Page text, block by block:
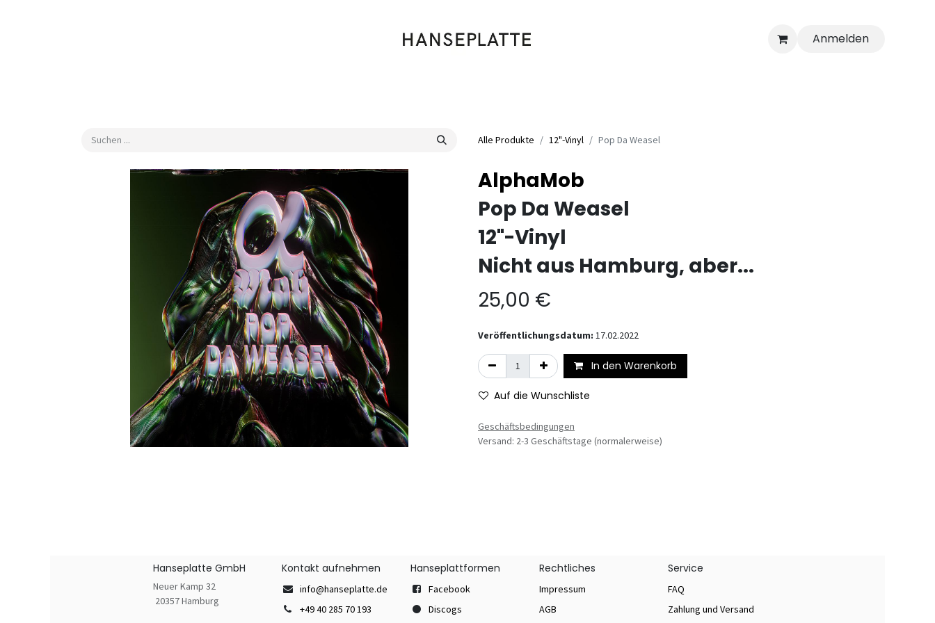
Anmelden
Alle Produkte 12"-Vinyl Pop Da Weasel
AlphaMob
Pop Da Weasel
12"-Vinyl
Nicht aus Hamburg, aber...
25,00 €
Veröffentlichungsdatum: 17.02.2022
In den Warenkorb
Auf die Wunschliste
Geschäftsbedingungen
Versand: 2-3 Geschäftstage (normalerweise)
Kontakt aufnehmen
info@hanseplatte.de
+49 40 285 70 193
Hanseplattformen
Facebook
Discogs
Hanseplatte GmbH
Neuer Kamp 32
20357 Hamburg
Rechtliches
Impressum
AGB
Service
FAQ
Zahlung und Versand